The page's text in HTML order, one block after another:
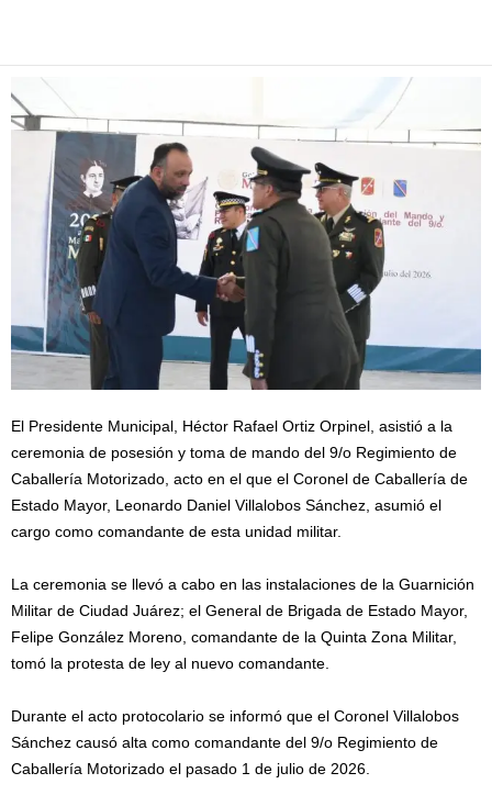
El Presidente Municipal, Héctor Rafael Ortiz Orpinel, asistió a la
ceremonia de posesión y toma de mando del 9/o Regimiento de
Caballería Motorizado, acto en el que el Coronel de Caballería de
Estado Mayor, Leonardo Daniel Villalobos Sánchez, asumió el
cargo como comandante de esta unidad militar.
La ceremonia se llevó a cabo en las instalaciones de la Guarnición
Militar de Ciudad Juárez; el General de Brigada de Estado Mayor,
Felipe González Moreno, comandante de la Quinta Zona Militar,
tomó la protesta de ley al nuevo comandante.
Durante el acto protocolario se informó que el Coronel Villalobos
Sánchez causó alta como comandante del 9/o Regimiento de
Caballería Motorizado el pasado 1 de julio de 2026.